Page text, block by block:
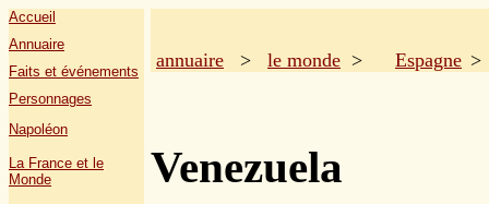
Accueil
Annuaire
Faits et événements
Personnages
Napoléon
La France et le
Monde
annuaire > le monde > Espagne
Venezuela